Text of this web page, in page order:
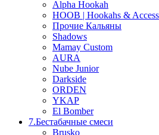
Alpha Hookah
HOOB | Hookahs &
Прочие Кальяны
Shadows
Mamay Custom
AURA
Nube Junior
Darkside
ORDEN
YKAP
El Bomber
7.Бестабачные смеси
Brusko